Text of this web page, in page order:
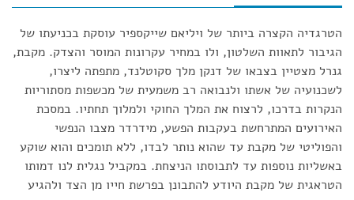
הטרגדיה הקצרה ביותר של ויליאם שייקספיר עוסקת בכניעתו של
הגיבור לתאוות השלטון, ולו במחיר עקרונות המוסר והצדק. מקבת,
גנרל מצטיין בצבאו של דנקן מלך סקוטלנד, מתפתה ליצרו,
לשכנועיה של אשתו ולנבואה רב משמעית של מכשפות מסתוריות
הנקרות בדרכו, לרצוח את המלך החוקי ולמלוך תחתיו. במסכת
האירועים המתרחשת בעקבות הפשע, מידרדר מצבו הנפשי
והפוליטי של מקבת עד שהוא נותר לבדו, ללא תומכים והוא שוקע
באשליות נוספות עד לתבוסתו הניצחת. במקביל נגלית לנו דמותו
הטראגית של מקבת היודע להתבונן בפרשת חייו מן הצד ולהגיע